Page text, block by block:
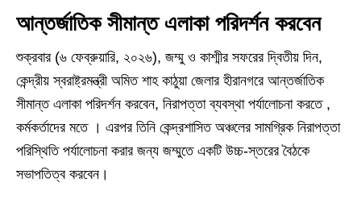
আন্তর্জাতিক সীমান্ত এলাকা পরিদর্শন করবেন
শুক্রবার (৬ ফেব্রুয়ারি, ২০২৬), জম্মু ও কাশ্মীর সফরের দ্বিতীয় দিন,
কেন্দ্রীয় স্বরাষ্ট্রমন্ত্রী অমিত শাহ কাঠুয়া জেলার হীরানগরে আন্তর্জাতিক
সীমান্ত এলাকা পরিদর্শন করবেন, নিরাপত্তা ব্যবস্থা পর্যালোচনা করতে ,
কর্মকর্তাদের মতে । এরপর তিনি কেন্দ্রশাসিত অঞ্চলের সামগ্রিক নিরাপত্তা
পরিস্থিতি পর্যালোচনা করার জন্য জম্মুতে একটি উচ্চ-স্তরের বৈঠকে
সভাপতিত্ব করবেন।